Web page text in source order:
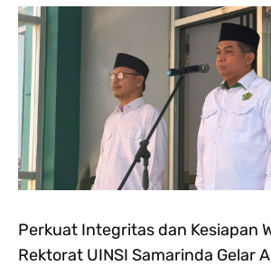
Perkuat Integritas dan Kesiapan
Rektorat UINSI Samarinda Gelar